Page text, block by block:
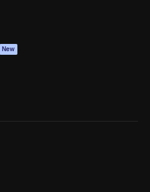
New